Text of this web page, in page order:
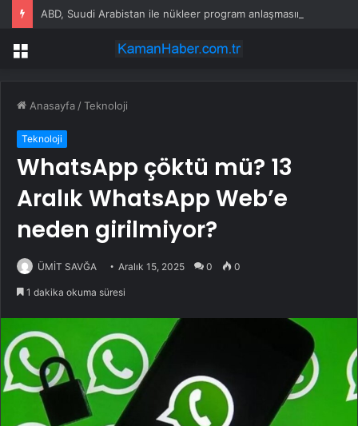
Menü
Anasayfa /Teknoloji
Teknoloji
WhatsApp çöktü mü? 13
Aralık WhatsApp Web’e
neden girilmiyor?
ÜMİT SAVĞA Aralık 15, 2025 0 0
1 dakika okuma süresi